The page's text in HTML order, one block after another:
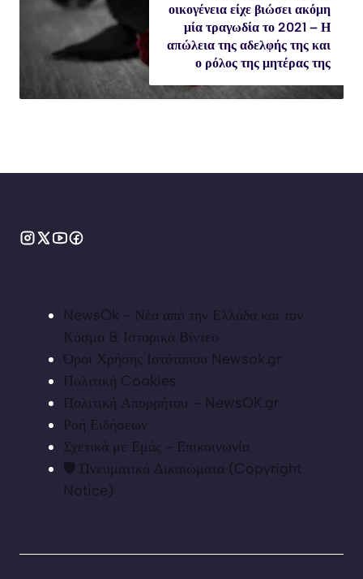
οικογένεια είχε βιώσει ακόμη
μία τραγωδία το 2021 – Η
απώλεια της αδελφής της και
ο ρόλος της μητέρας της
NewsOk - Νέα από την Ελλάδα και τον
Κόσμο & Ιστορικά Βίντεο
Όροι Χρήσης Ιστότοπου Newsok.gr
Πολιτική Cookies
Πολιτική Απορρήτου – NewsOK.gr
Ροή Ειδήσεων
Σχετικά με Εμάς - Επικοινωνία
🛡️ Πνευματικά Δικαιώματα (Copyright
Notice)